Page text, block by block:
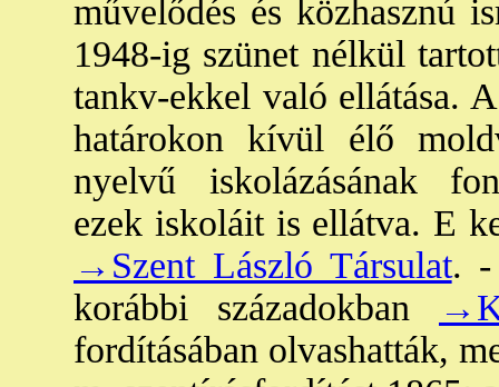
művelődés és közhasznú
1948-ig szünet nélkül
tankv-ekkel való ellátása.
határokon kívül élő
nyelvű iskolázásának
ezek iskoláit is ellátva. E
→Szent László Társulat.
korábbi századokban
fordításában olvashatták,